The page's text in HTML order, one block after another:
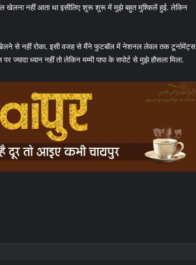
नहीं आता था इसीलिए शुरू शुरू में मुझे बहुत मुश्किलें हुई. लेकिन
खेलने से नहीं रोका. इसी वजह से मैंने फुटबॉल में नेशनल लेवल तक टूर्नामेंट्स
ध्यान नहीं तो लेकिन मम्मी पापा के सपोर्ट से मुझे हौसला मिला.